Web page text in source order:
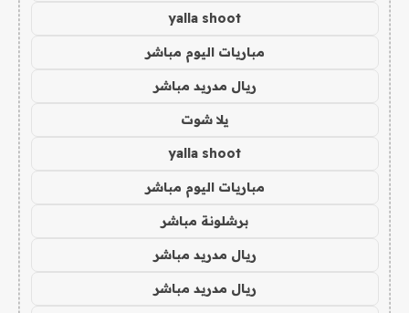
yalla shoot
مباريات اليوم مباشر
ريال مدريد مباشر
يلا شوت
yalla shoot
مباريات اليوم مباشر
برشلونة مباشر
ريال مدريد مباشر
ريال مدريد مباشر